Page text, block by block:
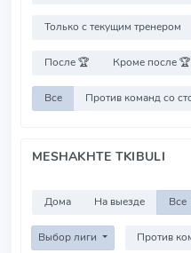
Только с текущим тренером
После 🏆 Кроме после 🏆
Все
MESHAKHTE TKIBULI
Дома На выезде Все
Выбор лиги